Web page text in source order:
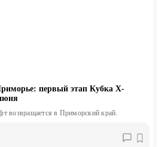
первый этап Кубка X-
возвращается в Приморский край.